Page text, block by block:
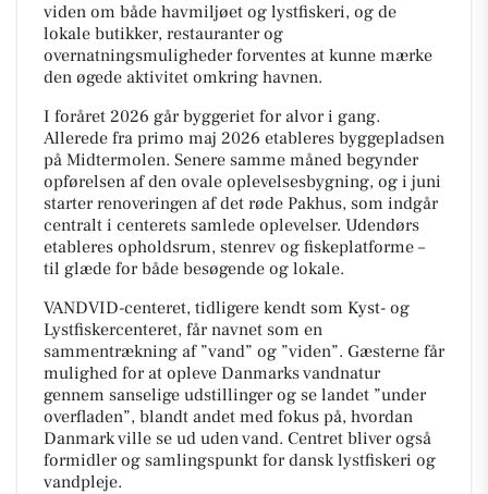
viden om både havmiljøet og lystfiskeri, og de
lokale butikker, restauranter og
overnatningsmuligheder forventes at kunne mærke
den øgede aktivitet omkring havnen.
I foråret 2026 går byggeriet for alvor i gang.
Allerede fra primo maj 2026 etableres byggepladsen
på Midtermolen. Senere samme måned begynder
opførelsen af den ovale oplevelsesbygning, og i juni
starter renoveringen af det røde Pakhus, som indgår
centralt i centerets samlede oplevelser. Udendørs
etableres opholdsrum, stenrev og fiskeplatforme –
til glæde for både besøgende og lokale.
VANDVID-centeret, tidligere kendt som Kyst- og
Lystfiskercenteret, får navnet som en
sammentrækning af ”vand” og ”viden”. Gæsterne får
mulighed for at opleve Danmarks vandnatur
gennem sanselige udstillinger og se landet ”under
overfladen”, blandt andet med fokus på, hvordan
Danmark ville se ud uden vand. Centret bliver også
formidler og samlingspunkt for dansk lystfiskeri og
vandpleje.